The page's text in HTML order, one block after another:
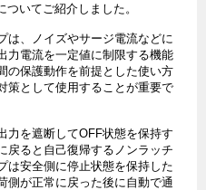
いてご紹介しました。
は、ノイズやサージ電流などに
力電流を一定値に制限する機能
の保護動作を前提とした使い方
策として使用することが重要で
力を遮断してOFF状態を保持す
戻ると自己復帰するノンラッチ
は安全側に停止状態を保持した
側が正常に戻った後に自動で通